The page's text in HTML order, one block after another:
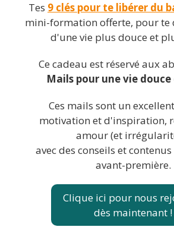
Tes 9 clés pour te libérer du
mini-formation offerte, pour te
d'une vie plus douce et
Ce cadeau est réservé aux
Mails pour une vie
Ces mails sont un
motivation et d'inspiration,
amour (et
avec des conseils et
avant-première.
Clique ici pour nous
dès maintenant !